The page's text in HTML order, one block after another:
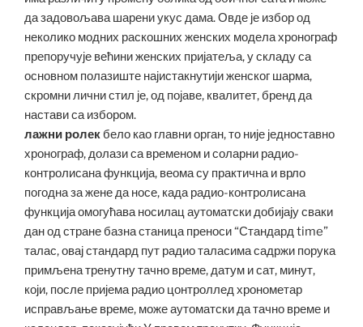
да задовољава шарени укус дама. Овде је избор од
неколико модних раскошних женских модела хронограф
препоручује већини женских пријатеља, у складу са
основном полазиште најистакнутији женског шарма,
скромни лични стил је, од појаве, квалитет, бренд да
настави са избором.
лажни ролек бело као главни орган, то није једноставно
хронограф, долази са временом и соларни радио-
контролисана функција, веома су практична и врло
погодна за жене да носе, када радио-контролисана
функција омогућава носилац аутоматски добијају сваки
дан од стране базна станица преноси “Стандард time”
талас, овај стандард пут радио таласима садржи порука
примљена тренутну тачно време, датум и сат, минут,
који, после пријема радио цонтроллед хронометар
исправљање време, може аутоматски да тачно време и